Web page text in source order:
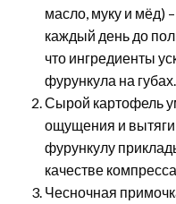
масло, муку и мёд)
каждый день до
что ингредиенты
фурункула на губах.
Сырой картофель
ощущения и
фурункулу
качестве
Чесночная